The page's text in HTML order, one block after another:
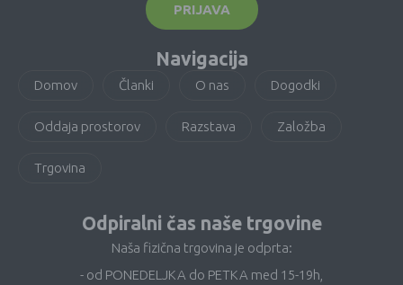
PRIJAVA
Navigacija
Domov Članki O nas Dogodki
Oddaja prostorov Razstava Založba
Trgovina
Odpiralni čas naše trgovine
Naša fizična trgovina je odprta:
- od PONEDELJKA do PETKA med 15-19h,